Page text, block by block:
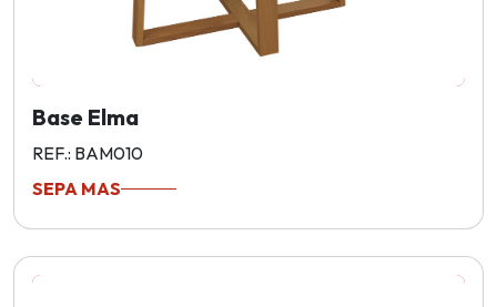
Base Elma
REF.: BAM010
SEPA MAS